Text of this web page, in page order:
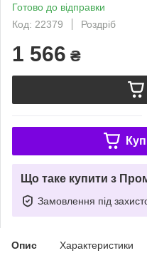
Готово до відправки
Код: 22379
Роздріб
1 566 ₴
Що таке купити з
Замовлення під
Опис Характеристики